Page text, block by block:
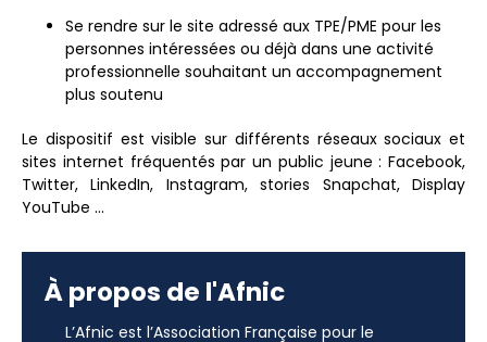
Se rendre sur le site adressé aux TPE/PME pour les
personnes intéressées ou déjà dans une activité
professionnelle souhaitant un accompagnement
plus soutenu
Le dispositif est visible sur différents réseaux sociaux et
sites internet fréquentés par un public jeune : Facebook,
Twitter, LinkedIn, Instagram, stories Snapchat, Display
YouTube …
À propos de l'Afnic
L’Afnic est l’Association Française pour le